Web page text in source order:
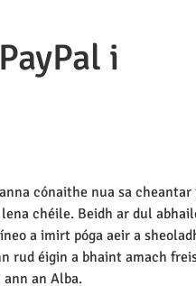
i
cónaithe nua sa
chéile. Beidh ar dul
a imirt póga aeir a
rud éigin a bhaint amach
an Alba.